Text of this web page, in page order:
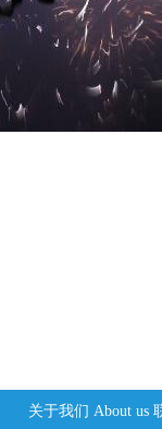
关于我们 About us